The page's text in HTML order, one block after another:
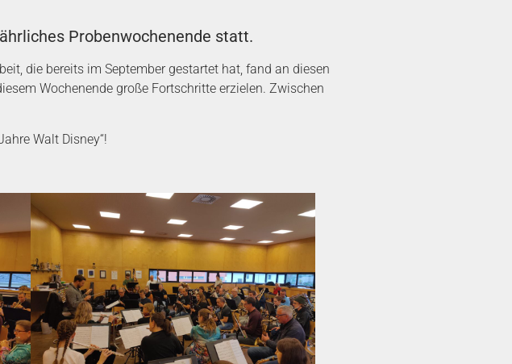
Probenwochenende statt.
die bereits im September gestartet hat, fand an diesen
Wochenende große Fortschritte erzielen. Zwischen
Walt Disney“!